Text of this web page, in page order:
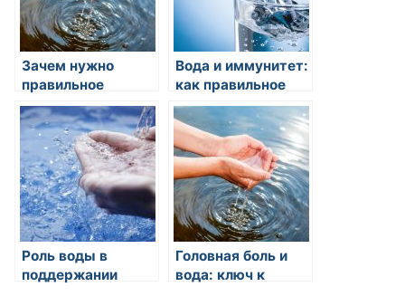
Зачем нужно
правильное
питьевое
обеспечение
организма?
Вода и иммунитет:
как правильное
питье влияет на
нашу иммунную
систему?
Роль воды в
поддержании
Головная боль и
вода: ключ к